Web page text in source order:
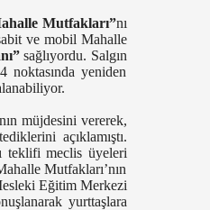
Mutfakları”nı
ve mobil Mahalle
sağlıyordu. Salgın
noktasında yeniden
müjdesini vererek,
açıklamıştı.
teklifi meclis üyeleri
Mutfakları’nın
Eğitim Merkezi
yurttaşlara